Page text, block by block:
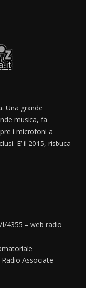
Una grande
musica, fa
i microfoni a
E’ il 2015, risbuca
I/4355 – web radio
Radio Associate –